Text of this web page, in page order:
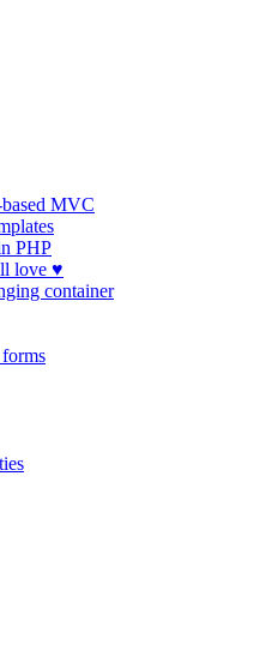
MVC
PHP
love ♥
container